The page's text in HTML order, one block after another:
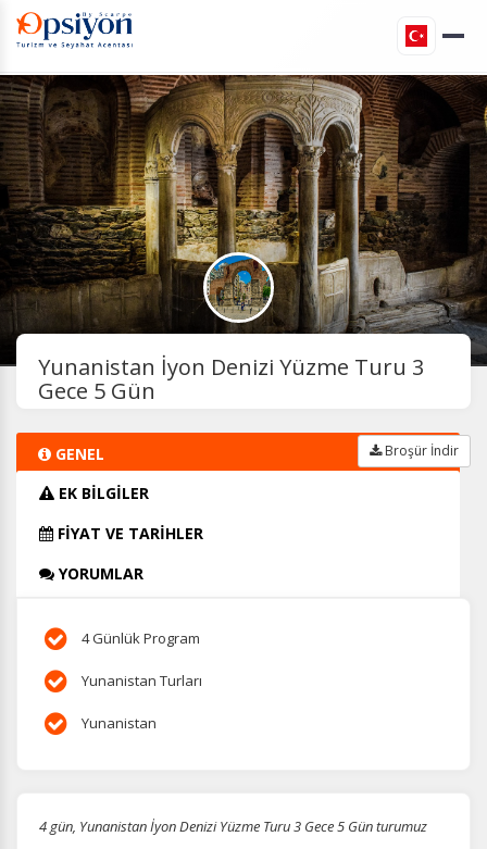
Yunanistan İyon Denizi Yüzme Turu 3
Gece 5 Gün
GENEL
EK BİLGİLER
FİYAT VE TARİHLER
YORUMLAR
Broşür İndir
4 Günlük Program
Yunanistan Turları
Yunanistan
4 gün, Yunanistan İyon Denizi Yüzme Turu 3 Gece 5 Gün turumuz